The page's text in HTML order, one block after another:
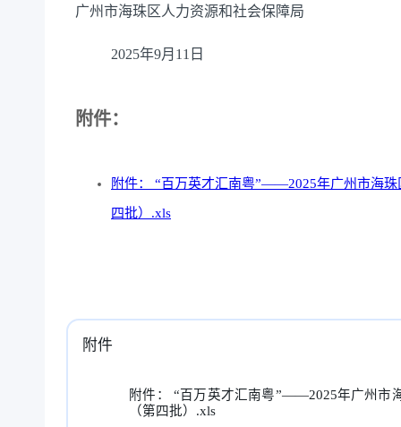
广州市海珠区人力资源和社会保障局
2025年9月11日
附件：
附件： “百万英才汇南粤”——2025年广州市海
四批）.xls
附件
附件： “百万英才汇南粤”——2025年广州市
（第四批）.xls